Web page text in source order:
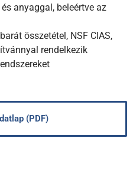
anyaggal, beleértve az
összetétel, NSF CIAS,
rendelkezik
(PDF)